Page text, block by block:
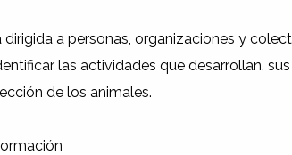
dirigida a personas, organizaciones y
las actividades que desarrollan,
de los animales.